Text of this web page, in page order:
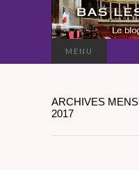
MENU
ARCHIVES
2017